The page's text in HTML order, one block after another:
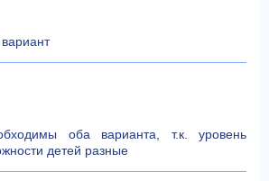
оба варианта, т.к. уровень
детей разные